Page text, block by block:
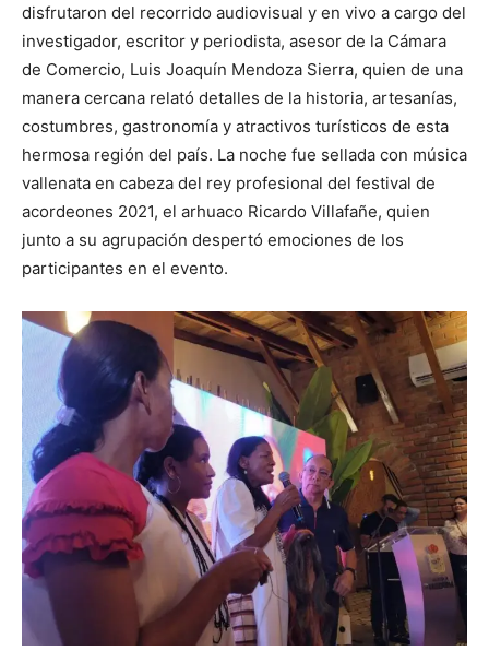
disfrutaron del recorrido audiovisual y en vivo a cargo del
investigador, escritor y periodista, asesor de la Cámara
de Comercio, Luis Joaquín Mendoza Sierra, quien de una
manera cercana relató detalles de la historia, artesanías,
costumbres, gastronomía y atractivos turísticos de esta
hermosa región del país. La noche fue sellada con música
vallenata en cabeza del rey profesional del festival de
acordeones 2021, el arhuaco Ricardo Villafañe, quien
junto a su agrupación despertó emociones de los
participantes en el evento.